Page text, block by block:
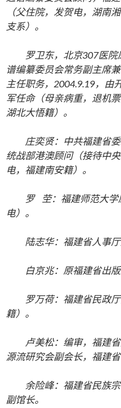
（父住院，发贺电，湖南
支系）。
罗卫东，北京307医
谱编纂委员会常务副主席
主任职务，2004.9.19，由
军任命（母亲病重，退机
湖北大悟籍）。
庄奕贤：中共福建省
统战部港澳顾问（接待中
电，福建南安籍）。
罗 茔：福建师范大学
电）。
陆志华：福建省人事厅
白京兆：原福建省出
罗万荷：福建省民政
籍）。
卢美松：编审，福建
源流研究会副会长，福建
余险峰：福建省民族
副馆长。